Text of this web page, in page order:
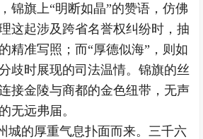
锦旗上“明断如晶”的赞语，仿佛
这起涉及跨省名誉权纠纷时，抽
精准写照；而“厚德似海”，则如
歧时展现的司法温情。锦旗的丝
接金陵与商都的金色纽带，无声
无远弗届。
城的厚重气息扑面而来。三千六